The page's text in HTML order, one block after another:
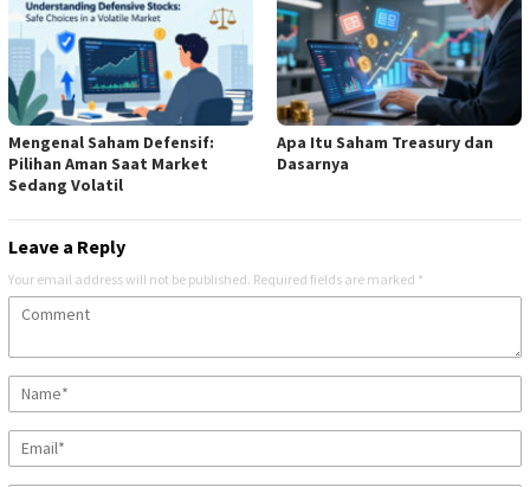
Mengenal Saham Defensif:
Pilihan Aman Saat Market
Sedang Volatil
Apa Itu Saham Treasury dan
Dasarnya
Leave a Reply
Your email address will not be published. Required fields are marked *